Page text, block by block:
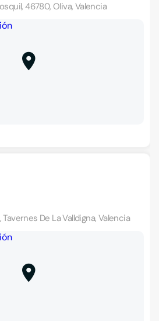
46780, Oliva, Valencia
De La Valldigna, Valencia